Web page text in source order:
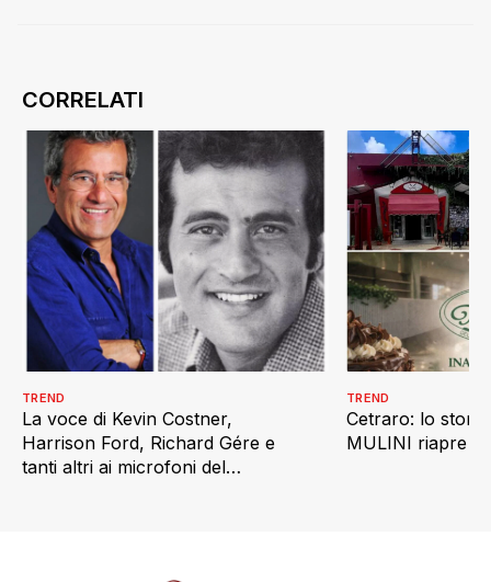
La voce di Kevin Costner,
Harrison Ford, Richard Gére e
tanti altri ai microfoni del
TREND
Cetraro: lo
MULINI riapre
TREND